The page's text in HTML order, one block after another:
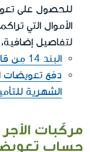
للحصول على
الأموال التي
لتفاصيل إضافية،
البند 14 مِن قانون تعويضات الإقالة
دفع تعويضات
الشهرية
مركّبات الأجر
حساب